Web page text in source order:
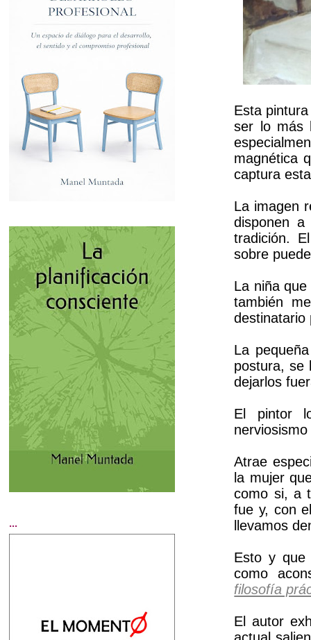
Esta
ser lo más
magnética
captura
La imagen
disponen
tradición.
sobre
La niña
también
La
postura, se
dejarlos
El pintor
Atrae
la mujer
como si, a
fue y, con
llevamos
Esto y
como
filosofía
El autor
...